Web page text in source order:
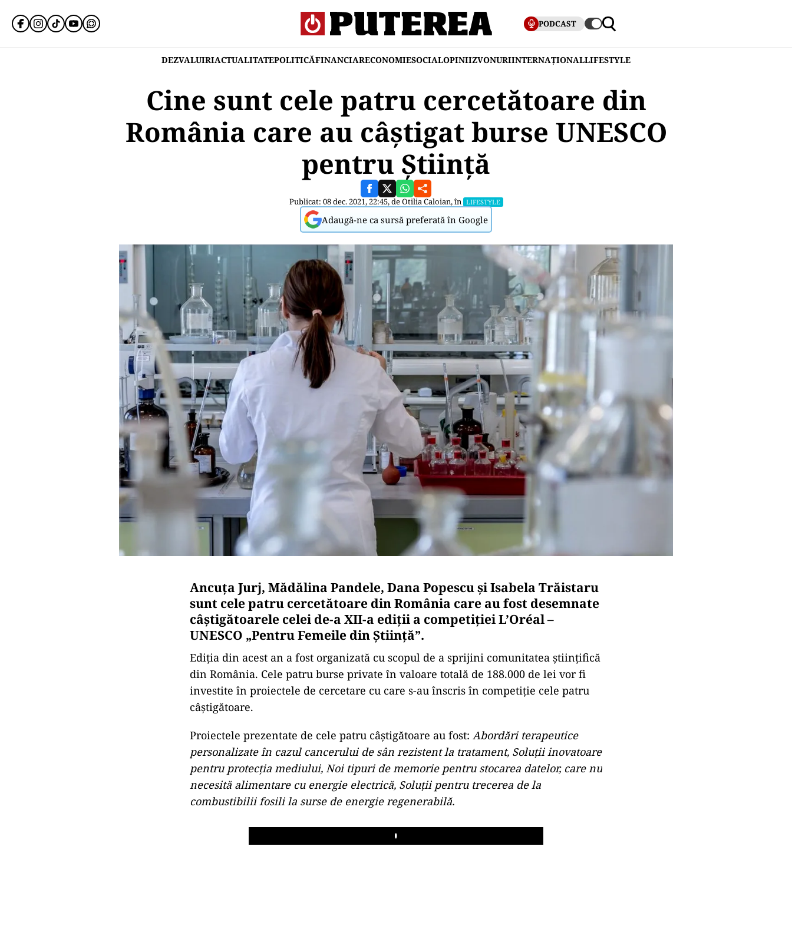
PODCAST
DEZVALUIRIACTUALITATEPOLITICĂFINANCIARECONOMIESOCIALOPINIIZVONURIINTERNAȚIONALLIFESTYLE
Cine sunt cele patru cercetătoare din
România care au câștigat burse UNESCO
pentru Știință
Publicat: 08 dec. 2021, 22:45, deOtilia Caloian, în LIFESTYLE
Adaugă-ne ca sursă preferată în Google
Ancuța Jurj, Mădălina Pandele, Dana Popescu și Isabela Trăistaru
sunt cele patru cercetătoare din România care au fost desemnate
câștigătoarele celei de-a XII-a ediții a competiției L’Oréal –
UNESCO „Pentru Femeile din Știință”.
Ediția din acest an a fost organizată cu scopul de a sprijini comunitatea științifică
din România. Cele patru burse private în valoare totală de 188.000 de lei vor fi
investite în proiectele de cercetare cu care s-au înscris în competiție cele patru
câștigătoare.
Proiectele prezentate de cele patru câștigătoare au fost: Abordări terapeutice
personalizate în cazul cancerului de sân rezistent la tratament, Soluții inovatoare
pentru protecția mediului, Noi tipuri de memorie pentru stocarea datelor, care nu
necesită alimentare cu energie electrică, Soluții pentru trecerea de la
combustibilii fosili la surse de energie regenerabilă.
Play